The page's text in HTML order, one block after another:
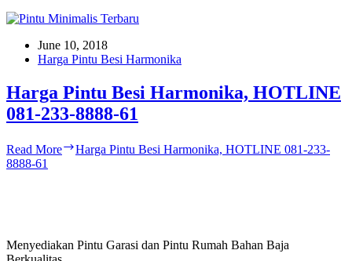
June 10, 2018
Harga Pintu Besi Harmonika
Harga Pintu Besi Harmonika, HOTLINE
081-233-8888-61
Read More
Harga Pintu Besi Harmonika, HOTLINE 081-233-
8888-61
Menyediakan Pintu Garasi dan Pintu Rumah Bahan Baja